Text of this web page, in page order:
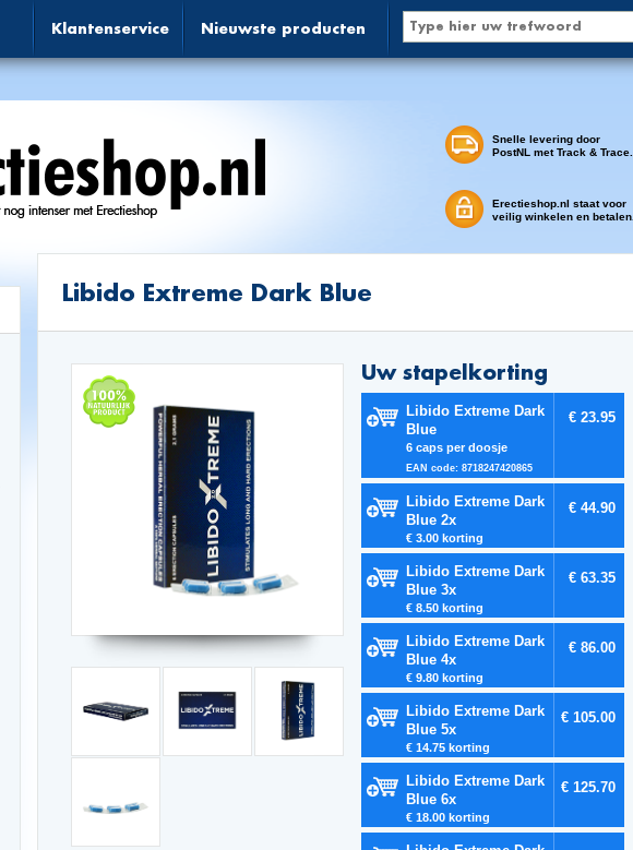
Klantenservice Nieuwste producten
Snelle levering door
PostNL met Track & Trace.
Erectieshop.nl staat voor
veilig winkelen en betalen.
Libido Extreme Dark Blue
Uw stapelkorting
Libido Extreme Dark
Blue
6 caps per doosje
EAN code: 8718247420865
€ 23.95
Libido Extreme Dark
Blue 2x
€ 3.00 korting
€ 44.90
Libido Extreme Dark
Blue 3x
€ 8.50 korting
€ 63.35
Libido Extreme Dark
Blue 4x
€ 9.80 korting
€ 86.00
Libido Extreme Dark
Blue 5x
€ 14.75 korting
€ 105.00
Libido Extreme Dark
Blue 6x
€ 18.00 korting
€ 125.70